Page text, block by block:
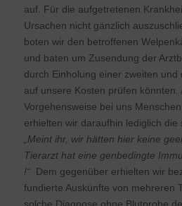
auf. Für die aufgetretenen
Ursachen nicht gänzlich
boten wir den betroffenen
und baten um Zusendung der
durch Einholung einer zweiten und
auf unsere Kosten prüfen könnten.
Vorgehensweise bei uns
erhielten wir daraufhin lediglich die
„Meint ihr, wir hätten hier keine
Tierarzt hat eine genbedingte
!“Dem gegenüber erhielten wir
fundierte Auskünfte von mehreren